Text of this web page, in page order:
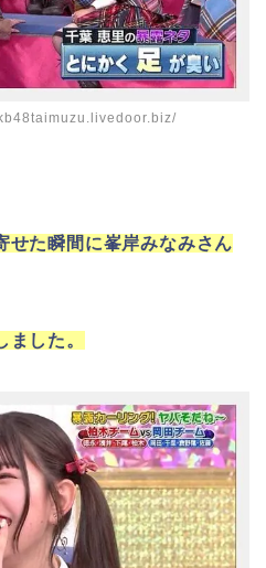
せた瞬間に峯岸みなみさん
ました。